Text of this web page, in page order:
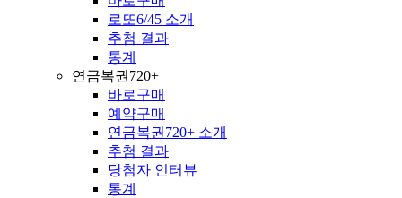
로또6/45 소개
추첨 결과
통계
연금복권720+
바로구매
예약구매
연금복권720+ 소개
추첨 결과
당첨자 인터뷰
통계